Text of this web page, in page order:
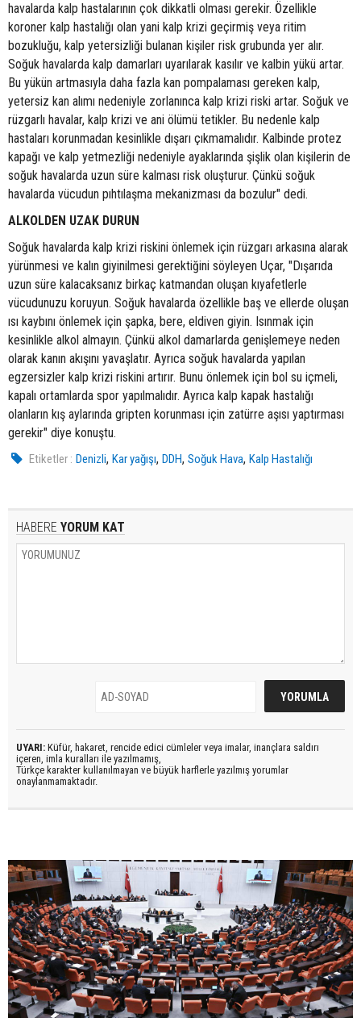
havalarda kalp hastalarının çok dikkatli olması gerekir. Özellikle
koroner kalp hastalığı olan yani kalp krizi geçirmiş veya ritim
bozukluğu, kalp yetersizliği bulanan kişiler risk grubunda yer alır.
Soğuk havalarda kalp damarları uyarılarak kasılır ve kalbin yükü artar.
Bu yükün artmasıyla daha fazla kan pompalaması gereken kalp,
yetersiz kan alımı nedeniyle zorlanınca kalp krizi riski artar. Soğuk ve
rüzgarlı havalar, kalp krizi ve ani ölümü tetikler. Bu nedenle kalp
hastaları korunmadan kesinlikle dışarı çıkmamalıdır. Kalbinde protez
kapağı ve kalp yetmezliği nedeniyle ayaklarında şişlik olan kişilerin de
soğuk havalarda uzun süre kalması risk oluşturur. Çünkü soğuk
havalarda vücudun pıhtılaşma mekanizması da bozulur" dedi.
ALKOLDEN UZAK DURUN
Soğuk havalarda kalp krizi riskini önlemek için rüzgarı arkasına alarak
yürünmesi ve kalın giyinilmesi gerektiğini söyleyen Uçar, "Dışarıda
uzun süre kalacaksanız birkaç katmandan oluşan kıyafetlerle
vücudunuzu koruyun. Soğuk havalarda özellikle baş ve ellerde oluşan
ısı kaybını önlemek için şapka, bere, eldiven giyin. Isınmak için
kesinlikle alkol almayın. Çünkü alkol damarlarda genişlemeye neden
olarak kanın akışını yavaşlatır. Ayrıca soğuk havalarda yapılan
egzersizler kalp krizi riskini artırır. Bunu önlemek için bol su içmeli,
kapalı ortamlarda spor yapılmalıdır. Ayrıca kalp kapak hastalığı
olanların kış aylarında gripten korunması için zatürre aşısı yaptırması
gerekir" diye konuştu.
Etiketler : Denizli,Kar yağışı,DDH,Soğuk Hava,Kalp Hastalığı
HABERE YORUM KAT
UYARI: Küfür, hakaret, rencide edici cümleler veya imalar, inançlara saldırı
içeren, imla kuralları ile yazılmamış,
Türkçe karakter kullanılmayan ve büyük harflerle yazılmış yorumlar
onaylanmamaktadır.